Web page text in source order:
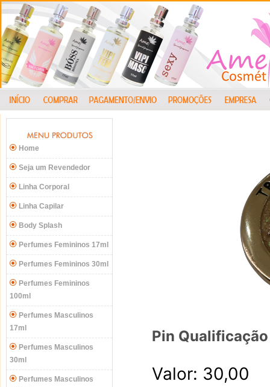
Home
Seja um Revendedor
Linha Corporal
Linha Capilar
Body Splash
Perfumes Femininos 17ml
Perfumes Femininos 30ml
Perfumes Femininos
100ml
Perfumes Masculinos
17ml
Perfumes Masculinos
30ml
Perfumes Masculinos
Pin
Valor: 30,00